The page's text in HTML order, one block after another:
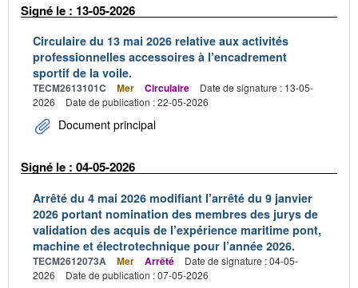
Signé le : 13-05-2026
Circulaire du 13 mai 2026 relative aux activités
professionnelles accessoires à l’encadrement
sportif de la voile.
TECM2613101C Mer Circulaire
Date de signature : 13-05-
2026
Date de publication : 22-05-2026
Document principal
Signé le : 04-05-2026
Arrêté du 4 mai 2026 modifiant l’arrêté du 9 janvier
2026 portant nomination des membres des jurys de
validation des acquis de l’expérience maritime pont,
machine et électrotechnique pour l’année 2026.
TECM2612073A Mer Arrêté
Date de signature : 04-05-
2026
Date de publication : 07-05-2026